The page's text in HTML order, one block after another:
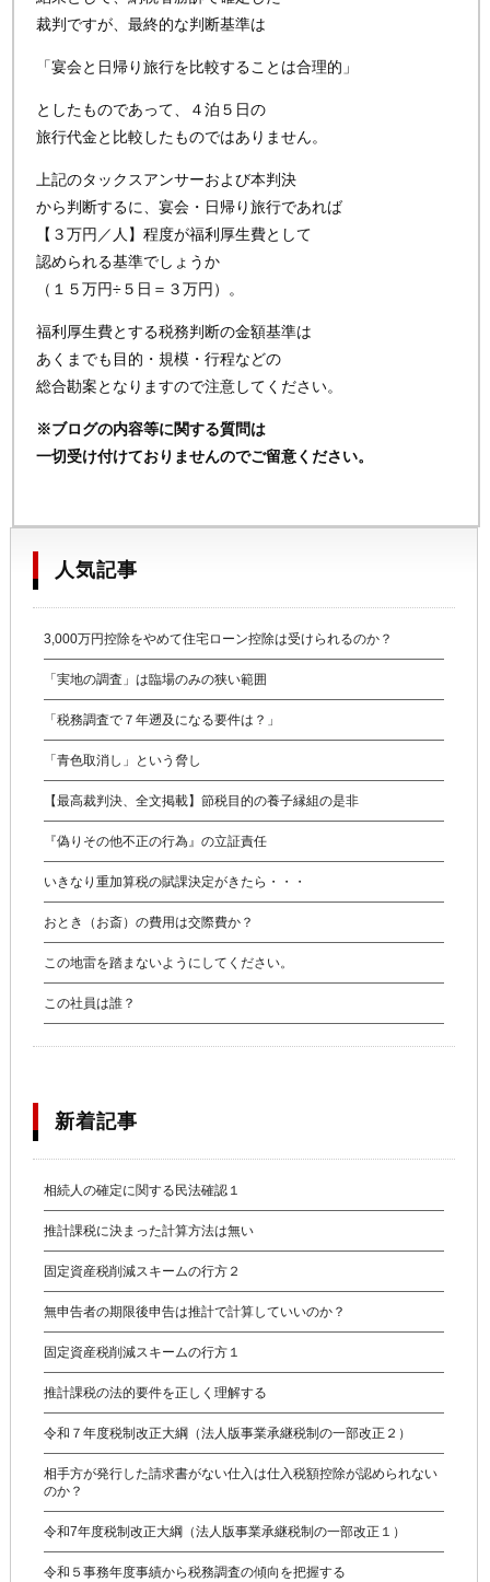
裁判ですが、最終的な判断基準は
「宴会と日帰り旅行を比較することは合理的」
としたものであって、４泊５日の
旅行代金と比較したものではありません。
上記のタックスアンサーおよび本判決
から判断するに、宴会・日帰り旅行であれば
【３万円／人】程度が福利厚生費として
認められる基準でしょうか
（１５万円÷５日＝３万円）。
福利厚生費とする税務判断の金額基準は
あくまでも目的・規模・行程などの
総合勘案となりますので注意してください。
※ブログの内容等に関する質問は
一切受け付けておりませんのでご留意ください。
人気記事
3,000万円控除をやめて住宅ローン控除は受けられるのか？
「実地の調査」は臨場のみの狭い範囲
「税務調査で７年遡及になる要件は？」
「青色取消し」という脅し
【最高裁判決、全文掲載】節税目的の養子縁組の是非
『偽りその他不正の行為』の立証責任
いきなり重加算税の賦課決定がきたら・・・
おとき（お斎）の費用は交際費か？
この地雷を踏まないようにしてください。
この社員は誰？
新着記事
相続人の確定に関する民法確認１
推計課税に決まった計算方法は無い
固定資産税削減スキームの行方２
無申告者の期限後申告は推計で計算していいのか？
固定資産税削減スキームの行方１
推計課税の法的要件を正しく理解する
令和７年度税制改正大綱（法人版事業承継税制の一部改正２）
相手方が発行した請求書がない仕入は仕入税額控除が認められない
のか？
令和7年度税制改正大綱（法人版事業承継税制の一部改正１）
令和５事務年度事績から税務調査の傾向を把握する